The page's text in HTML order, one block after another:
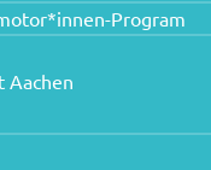
Program
Aachen